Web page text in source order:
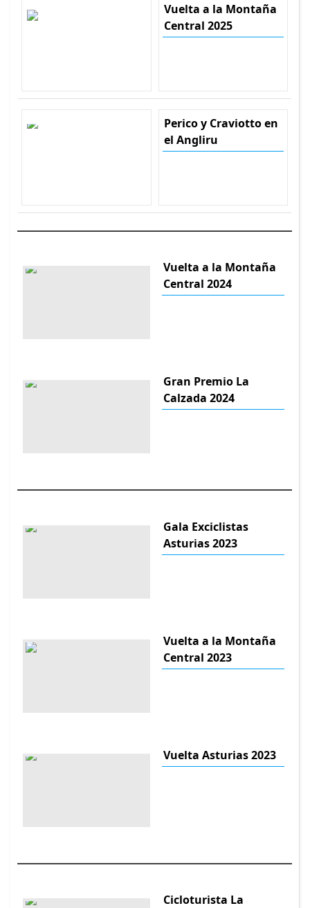
Vuelta a la Montaña
Central 2025
Perico y Craviotto en
el Angliru
Vuelta a la Montaña
Central 2024
Gran Premio La
Calzada 2024
Gala Exciclistas
Asturias 2023
Vuelta a la Montaña
Central 2023
Vuelta Asturias 2023
Cicloturista La